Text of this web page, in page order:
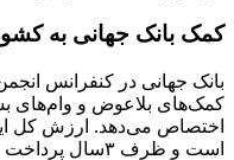
کمک بانک جهانی به
بانک جهانی در کنفرانس
است و ظرف ۳سال پرداخت خواهد شد.